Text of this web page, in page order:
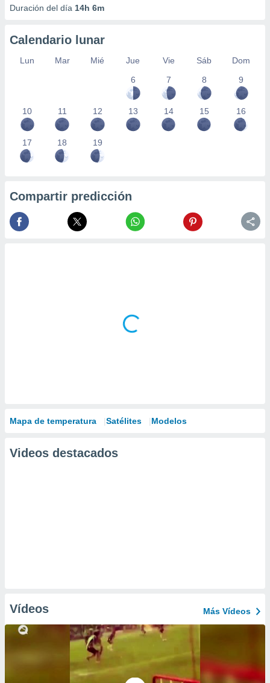
Duración del día 14h 6m
Calendario lunar
Lun Mar Mié Jue Vie Sáb
Dom
6
7 8 9
10 11 12 13 14 15 16
17 18 19
Compartir predicción
Mapa de temperatura Satélites Modelos
Videos destacados
Vídeos Más Vídeos